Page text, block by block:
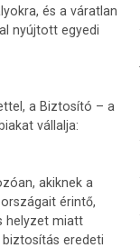
és a váratlan
nyújtott egyedi
a Biztosító – a
vállalja:
akiknek a
érintő,
helyzet miatt
eredeti